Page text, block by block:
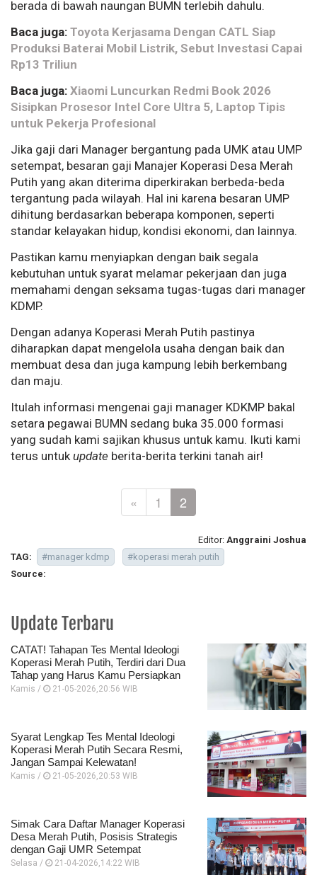
berada di bawah naungan BUMN terlebih dahulu.
Baca juga: Toyota Kerjasama Dengan CATL Siap
Produksi Baterai Mobil Listrik, Sebut Investasi Capai
Rp13 Triliun
Baca juga: Xiaomi Luncurkan Redmi Book 2026
Sisipkan Prosesor Intel Core Ultra 5, Laptop Tipis
untuk Pekerja Profesional
Jika gaji dari Manager bergantung pada UMK atau UMP
setempat, besaran gaji Manajer Koperasi Desa Merah
Putih yang akan diterima diperkirakan berbeda-beda
tergantung pada wilayah. Hal ini karena besaran UMP
dihitung berdasarkan beberapa komponen, seperti
standar kelayakan hidup, kondisi ekonomi, dan lainnya.
Pastikan kamu menyiapkan dengan baik segala
kebutuhan untuk syarat melamar pekerjaan dan juga
memahami dengan seksama tugas-tugas dari manager
KDMP.
Dengan adanya Koperasi Merah Putih pastinya
diharapkan dapat mengelola usaha dengan baik dan
membuat desa dan juga kampung lebih berkembang
dan maju.
Itulah informasi mengenai gaji manager KDKMP bakal
setara pegawai BUMN sedang buka 35.000 formasi
yang sudah kami sajikan khusus untuk kamu. Ikuti kami
terus untukupdate berita-berita terkini tanah air!
« 1 2
Editor: Anggraini Joshua
TAG:
#manager kdmp
#koperasi merah putih
Source:
Update Terbaru
CATAT! Tahapan Tes Mental Ideologi
Koperasi Merah Putih, Terdiri dari Dua
Tahap yang Harus Kamu Persiapkan
Kamis / 21-05-2026,20:56 WIB
Syarat Lengkap Tes Mental Ideologi
Koperasi Merah Putih Secara Resmi,
Jangan Sampai Kelewatan!
Kamis / 21-05-2026,20:53 WIB
Simak Cara Daftar Manager Koperasi
Desa Merah Putih, Posisis Strategis
dengan Gaji UMR Setempat
Selasa / 21-04-2026,14:22 WIB